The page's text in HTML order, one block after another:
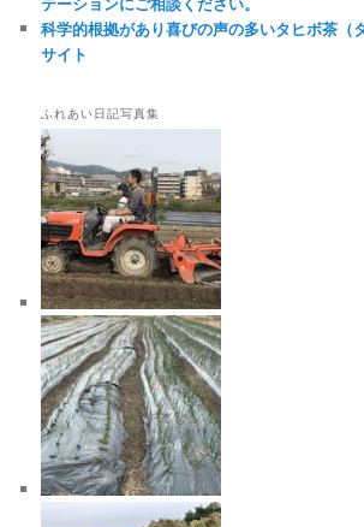
科学的根拠があり喜びの声の多いタヒボ茶（
サイト
ふれあい日記写真集